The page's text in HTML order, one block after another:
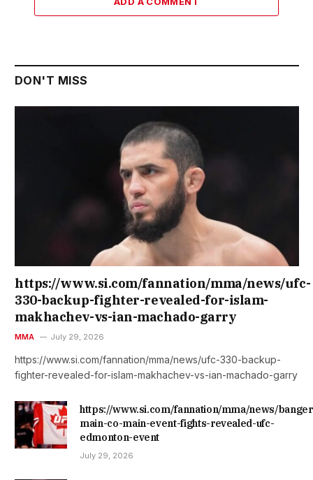
DON'T MISS
https://www.si.com/fannation/mma/news/ufc-
330-backup-fighter-revealed-for-islam-
makhachev-vs-ian-machado-garry
MMA July 29, 2026
https://www.si.com/fannation/mma/news/ufc-330-backup-
fighter-revealed-for-islam-makhachev-vs-ian-machado-garry
https://www.si.com/fannation/mma/news/
main-co-main-event-fights-revealed-ufc-
edmonton-event
July 29, 2026